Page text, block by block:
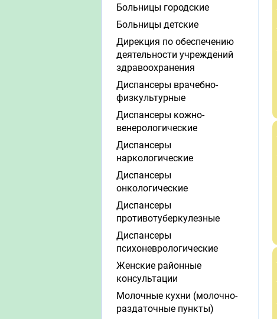
Больницы городские
Больницы детские
Дирекция по обеспечению
деятельности учреждений
здравоохранения
Диспансеры врачебно-
физкультурные
Диспансеры кожно-
венерологические
Диспансеры
наркологические
Диспансеры
онкологические
Диспансеры
противотуберкулезные
Диспансеры
психоневрологические
Женские районные
консультации
Молочные кухни (молочно-
раздаточные пункты)